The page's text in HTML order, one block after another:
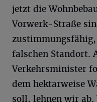
jetzt die
Vorwerk-Straße
zustimmungsfähig,
falschen Standort.
Verkehrsminister
dem hektarweise
soll, lehnen wir ab.